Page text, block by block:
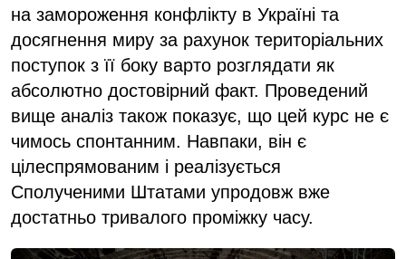
на замороження конфлікту в Україні та
досягнення миру за рахунок територіальних
поступок з її боку варто розглядати як
абсолютно достовірний факт. Проведений
вище аналіз також показує, що цей курс не є
чимось спонтанним. Навпаки, він є
цілеспрямованим і реалізується
Сполученими Штатами упродовж вже
достатньо тривалого проміжку часу.